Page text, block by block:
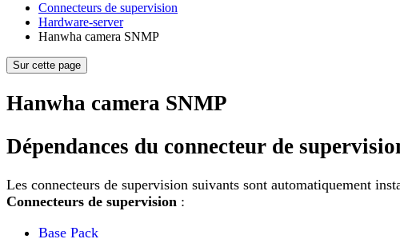
Connecteurs de supervision
Hardware-server
Hanwha camera SNMP
Sur cette page
Hanwha camera SNMP
Dépendances du connecteur de
Les connecteurs de supervision suivants sont automatiquement
Connecteurs de supervision :
Base Pack